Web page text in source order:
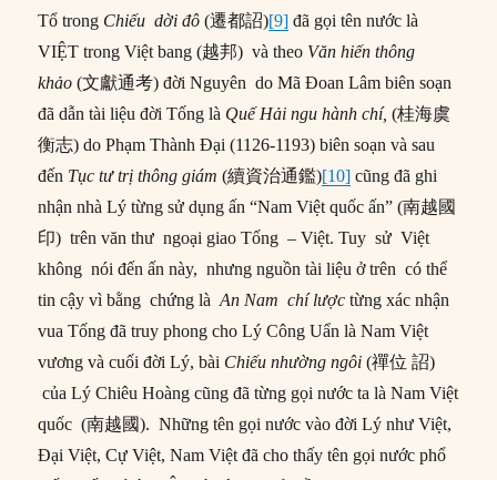
Tổ trong Chiếu dời đô(遷都詔)[9] đã gọi tên nước là
VIỆT trong Việt bang (越邦) và theo Văn hiến thông
khảo(文獻通考) đời Nguyên do Mã Đoan Lâm biên soạn
đã dẫn tài liệu đời Tống là Quế Hải ngu hành chí,(桂海虞
衡志) do Phạm Thành Đại (1126-1193) biên soạn và sau
đến Tục tư trị thông giám(續資治通鑑)[10] cũng đã ghi
nhận nhà Lý từng sử dụng ấn “Nam Việt quốc ấn” (南越國
印) trên văn thư ngoại giao Tống – Việt. Tuy sử Việt
không nói đến ấn này, nhưng nguồn tài liệu ở trên có thể
tin cậy vì bằng chứng làAn Nam chí lượctừng xác nhận
vua Tống đã truy phong cho Lý Công Uẩn là Nam Việt
vương và cuối đời Lý, bài Chiếu nhường ngôi(禪位 詔)
của Lý Chiêu Hoàng cũng đã từng gọi nước ta là Nam Việt
quốc (南越國). Những tên gọi nước vào đời Lý như Việt,
Đại Việt, Cự Việt, Nam Việt đã cho thấy tên gọi nước phổ